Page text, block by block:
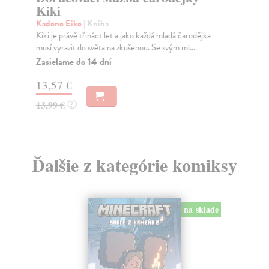
Kiki
Kadono Eiko| Kniha
Kiki je právě třináct let a jako každá mladá čarodějka
musí vyrazit do světa na zkušenou. Se svým ml...
Zasielame do 14 dní
13,57 €
13,99 € ?
Ďalšie z kategórie komiksy
na sklade